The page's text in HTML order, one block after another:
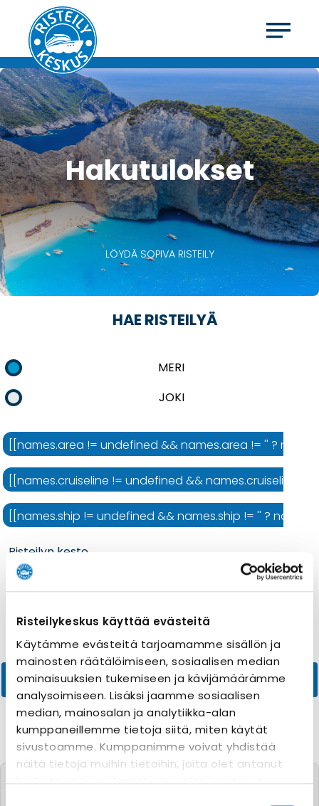
Risteilykeskus käyttää evästeitä
Käytämme evästeitä tarjoamamme sisällön ja
mainosten räätälöimiseen, sosiaalisen median
ominaisuuksien tukemiseen ja kävijämäärämme
analysoimiseen. Lisäksi jaamme sosiaalisen
median, mainosalan ja analytiikka-alan
kumppaneillemme tietoja siitä, miten käytät
sivustoamme. Kumppanimme voivat yhdistää
näitä tietoja muihin tietoihin, joita olet antanut
Hakutulokset
LÖYDÄ SOPIVA RISTEILY
HAE RISTEILYÄ
MERI
JOKI
[[names.area != undefined && names.area != '' ?
[[names.cruiseline != undefined && names.cruiseline
[[names.ship != undefined && names.ship != '' ?
Risteilyn kesto